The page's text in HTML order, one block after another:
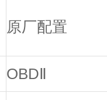
原厂配置
OBDⅡ